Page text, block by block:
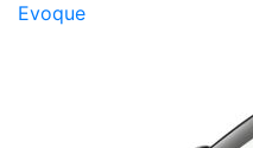
Evoque